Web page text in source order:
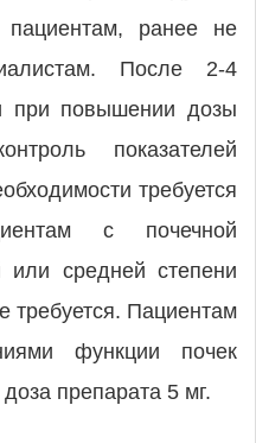
ранее не
После 2-4
при повышении дозы
показателей
требуется
с почечной
или средней степени
требуется. Пациентам
функции почек
препарата 5 мг.